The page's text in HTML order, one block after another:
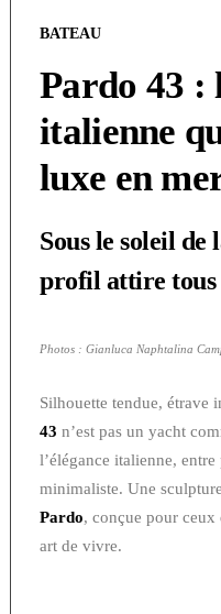
BATEAU
Pardo 43 :
italienne
luxe en
Sous le soleil
profil attire tous
Photos : Gianluca Naphtalina
Silhouette tendue, étrave
43 n’est pas un yacht
l’élégance italienne,
minimaliste. Une
Pardo, conçue pour
art de vivre.